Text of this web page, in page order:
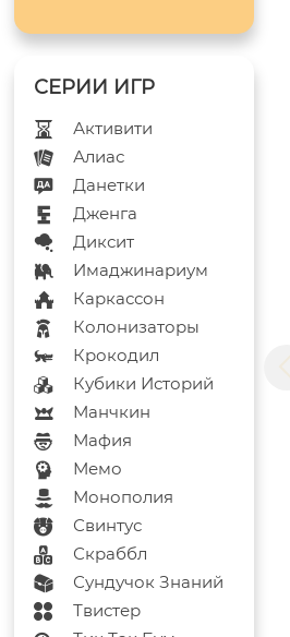
Активити
Алиас
Данетки
Дженга
Диксит
Имаджинариум
Каркассон
Колонизаторы
Крокодил
Кубики Историй
Манчкин
Мафия
Мемо
Монополия
Свинтус
Скраббл
Сундучок Знаний
Твистер